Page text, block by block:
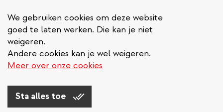
We gebruiken cookies om deze website
goed te laten werken. Die kan je niet
weigeren.
Andere cookies kan je wel weigeren.
Meer over onze cookies
Sta alles toe